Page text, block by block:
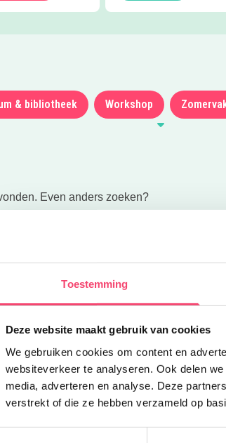
Toestemming
Deze website maakt gebruik van cookies
We gebruiken cookies om content en
websiteverkeer te analyseren. Ook delen
media, adverteren en analyse. Deze
verstrekt of die ze hebben verzameld op
& bibliotheek Workshop
Even anders zoeken?